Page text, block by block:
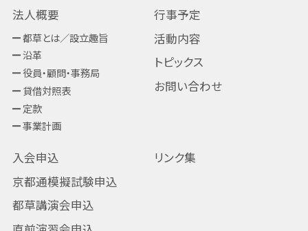
法人概要
都草とは／設立趣旨
沿革
役員・顧問・事務局
貸借対照表
定款
事業計画
行事予定
活動内容
トピックス
お問い合わせ
入会申込
京都通模擬試験申込
都草講演会申込
リンク集